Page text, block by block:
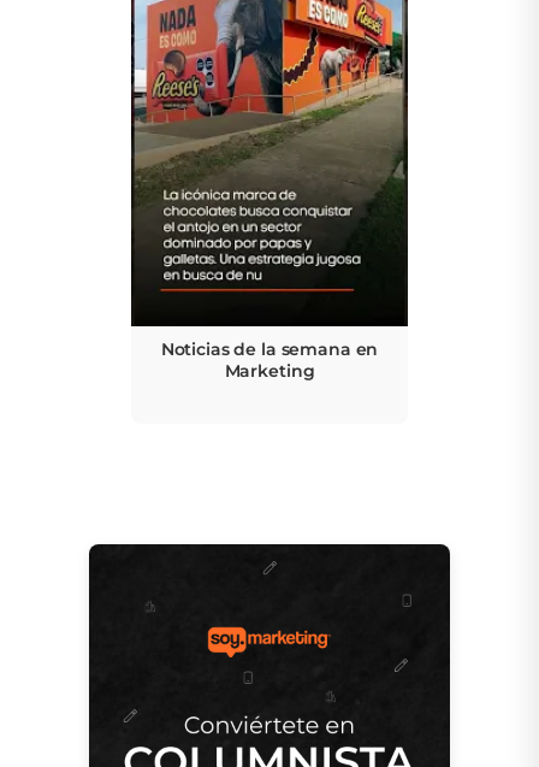
Noticias de la semana en
Marketing